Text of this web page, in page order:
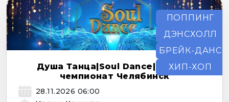
ПОППИНГ
ДЭНСХОЛЛ
БРЕЙК-ДАНС
ХИП-ХОП
Душа Танца|Soul Dance| ЖАРА |
чемпионат Челябинск
28.11.2026 06:00